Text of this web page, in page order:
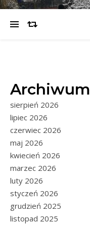
Archiwum
sierpień 2026
lipiec 2026
czerwiec 2026
maj 2026
kwiecień 2026
marzec 2026
luty 2026
styczeń 2026
grudzień 2025
listopad 2025